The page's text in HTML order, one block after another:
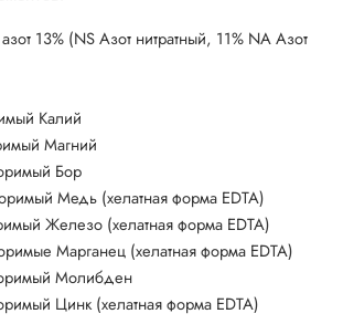
13% (NS Азот нитратный, 11% NА Азот
Калий
Магний
Бор
Медь (хелатная форма EDTA)
Железо (хелатная форма EDTA)
Марганец (хелатная форма EDTA)
Молибден
Цинк (хелатная форма EDTA)